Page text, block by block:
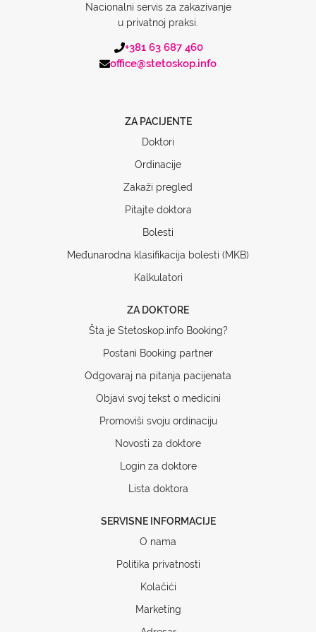
Nacionalni servis za zakazivanje
u privatnoj praksi.
+381 63 687 460
office@stetoskop.info
ZA PACIJENTE
Doktori
Ordinacije
Zakaži pregled
Pitajte doktora
Bolesti
Međunarodna klasifikacija bolesti (MKB)
Kalkulatori
ZA DOKTORE
Šta je Stetoskop.info Booking?
Postani Booking partner
Odgovaraj na pitanja pacijenata
Objavi svoj tekst o medicini
Promoviši svoju ordinaciju
Novosti za doktore
Login za doktore
Lista doktora
SERVISNE INFORMACIJE
O nama
Politika privatnosti
Kolačići
Marketing